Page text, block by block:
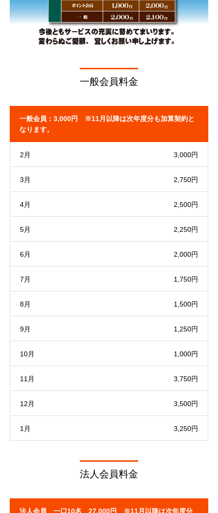
一般会員料金
一般会員：3,000円 ※11月以降は次年度分も加算契約と
なります。
2月 3,000円
3月 2,750円
4月 2,500円
5月 2,250円
6月 2,000円
7月 1,750円
8月 1,500円
9月 1,250円
10月 1,000円
11月 3,750円
12月 3,500円
1月 3,250円
法人会員料金
法人会員 一口10名 27,000円 ※11月以降は次年度分